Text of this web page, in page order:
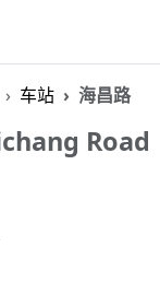
车站 海昌路
Road